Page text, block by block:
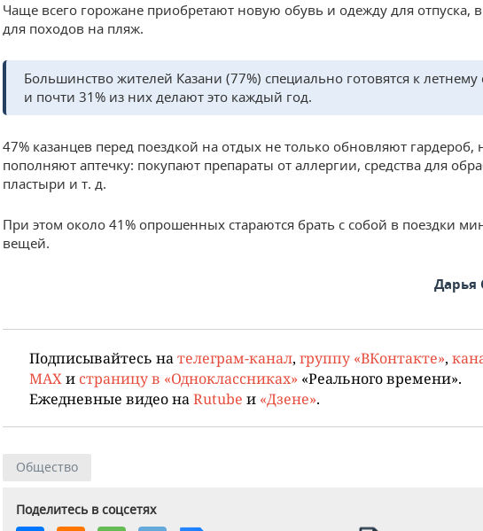
Чаще всего горожане приобретают новую обувь и одежду для отпуска,
для походов на пляж.
Большинство жителей Казани (77%) специально готовятся к летнему
и почти 31% из них делают это каждый год.
47% казанцев перед поездкой на отдых не только обновляют гардероб,
пополняют аптечку: покупают препараты от аллергии, средства для
пластыри и т. д.
При этом около 41% опрошенных стараются брать с собой в поездки
вещей.
Дарья
Подписывайтесь нателеграм-канал, группу «ВКонтакте»,
MAXи страницу в «Одноклассниках» «Реального времени».
Ежедневные видео наRutube и «Дзене».
Общество
Поделитесь в соцсетях